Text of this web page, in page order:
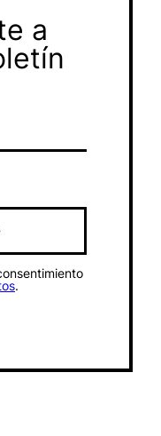
a
.